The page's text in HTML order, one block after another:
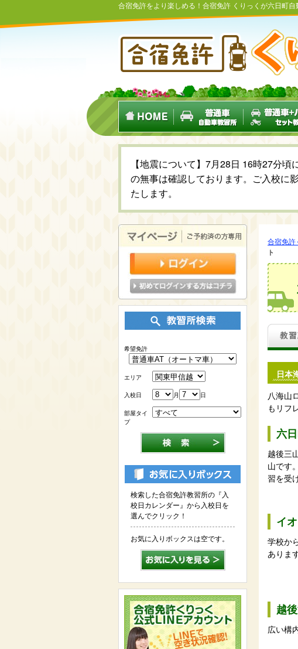
合宿免許をより楽しめる！合宿免許 くりっくが六日町
【地震について】7月28日 16時27分
の無事は確認しております。ご入校に
たします。
合宿免許
ト
日本
八海山
もリフ
六
越後三
山です
習を受
イ
学校か
ありま
越
広い構
希望免許
エリア
入校日 月 日
部屋タイ
プ
検索した合宿免許教習所の『入
校日カレンダー』から入校日を
選んでクリック！
お気に入りボックスは空です。